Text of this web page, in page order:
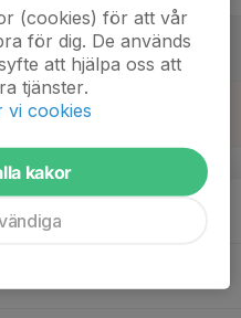
(cookies) för att vår
för dig. De används
att hjälpa oss att
tjänster.
vi cookies
kakor